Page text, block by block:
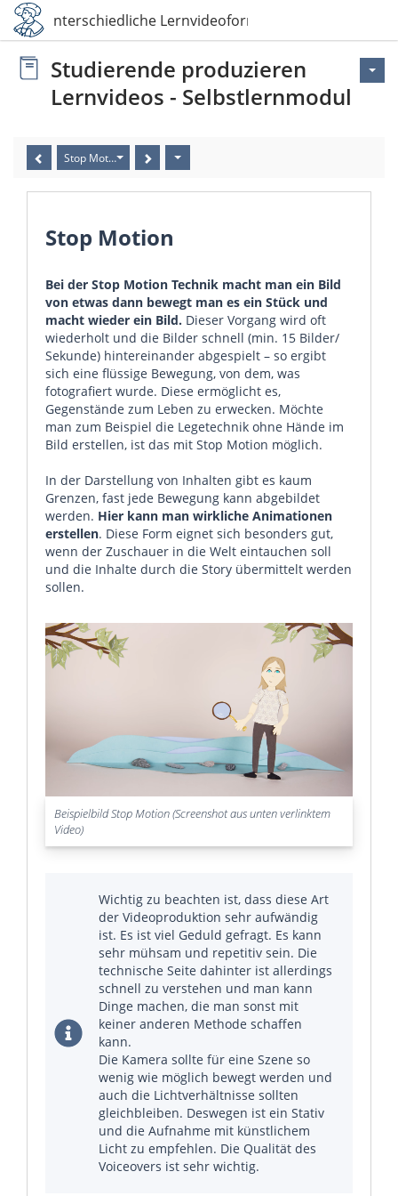
Unterschiedliche Lernvideoformate
Studierende produzieren
Lernvideos - Selbstlernmodul
Stop Motion
Stop Motion
Bei der Stop Motion Technik macht man ein Bild
von etwas dann bewegt man es ein Stück und
macht wieder ein Bild. Dieser Vorgang wird oft
wiederholt und die Bilder schnell (min. 15 Bilder/
Sekunde) hintereinander abgespielt – so ergibt
sich eine flüssige Bewegung, von dem, was
fotografiert wurde. Diese ermöglicht es,
Gegenstände zum Leben zu erwecken. Möchte
man zum Beispiel die Legetechnik ohne Hände im
Bild erstellen, ist das mit Stop Motion möglich.
In der Darstellung von Inhalten gibt es kaum
Grenzen, fast jede Bewegung kann abgebildet
werden. Hier kann man wirkliche Animationen
erstellen. Diese Form eignet sich besonders gut,
wenn der Zuschauer in die Welt eintauchen soll
und die Inhalte durch die Story übermittelt werden
sollen.
Beispielbild Stop Motion (Screenshot aus unten verlinktem
Video)
Wichtig zu beachten ist, dass diese Art
der Videoproduktion sehr aufwändig
ist. Es ist viel Geduld gefragt. Es kann
sehr mühsam und repetitiv sein. Die
technische Seite dahinter ist allerdings
schnell zu verstehen und man kann
Dinge machen, die man sonst mit
keiner anderen Methode schaffen
kann.
Die Kamera sollte für eine Szene so
wenig wie möglich bewegt werden und
auch die Lichtverhältnisse sollten
gleichbleiben. Deswegen ist ein Stativ
und die Aufnahme mit künstlichem
Licht zu empfehlen. Die Qualität des
Voiceovers ist sehr wichtig.